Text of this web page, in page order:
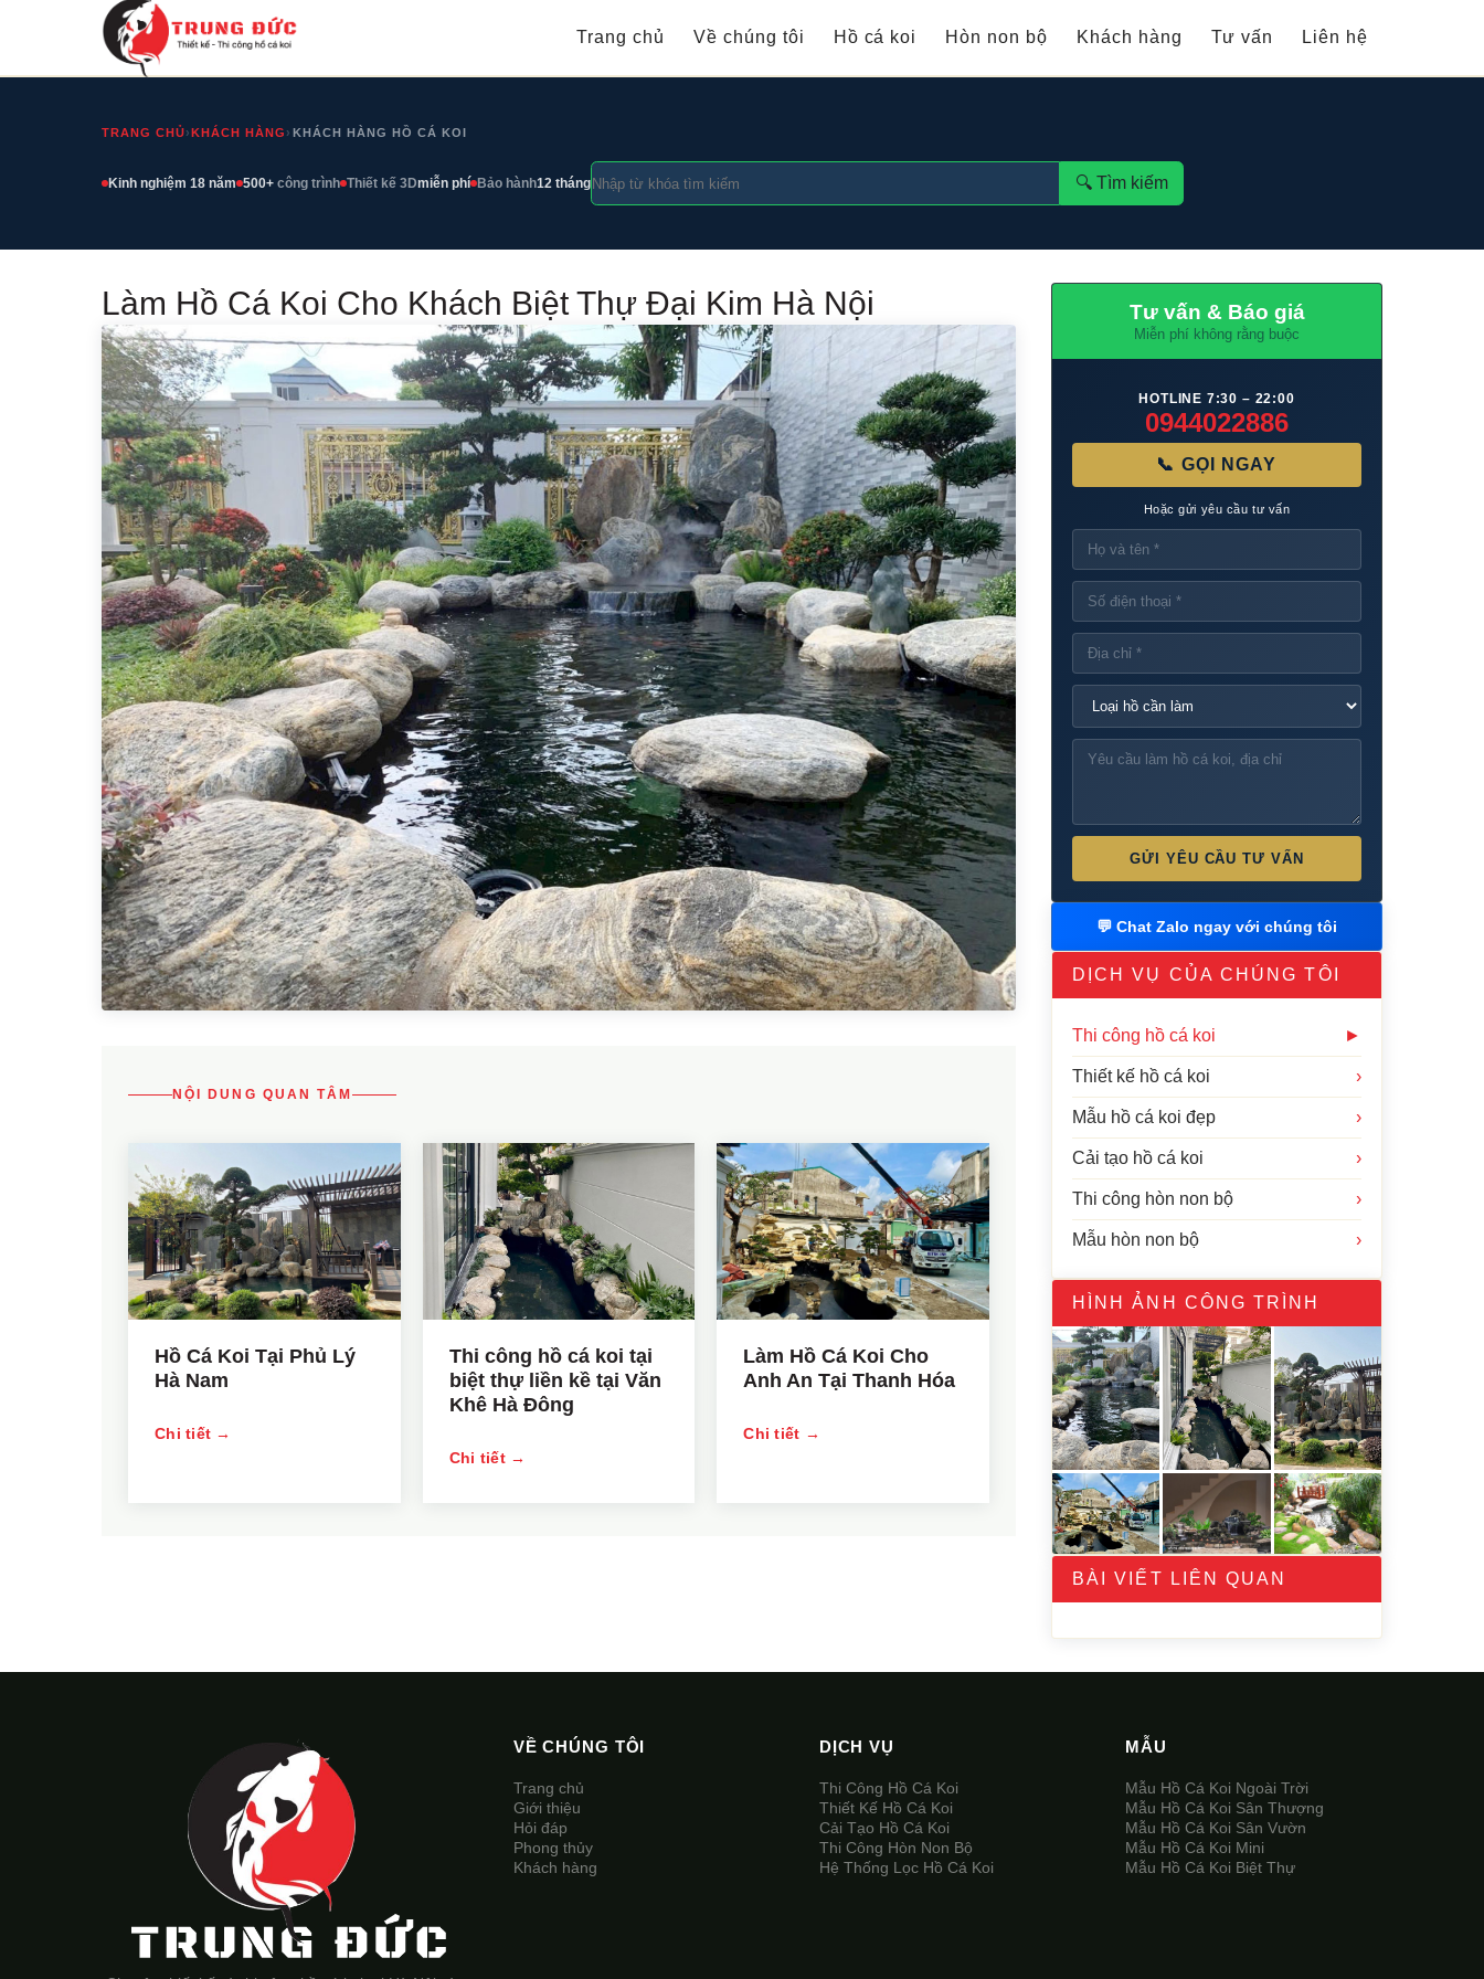
Trang chủ Về chúng tôi Hồ cá koi Hòn non bộ Khách hàng Tư vấn Liên hệ
TRANG CHỦ›KHÁCH HÀNG › KHÁCH HÀNG HỒ CÁ KOI
Kinh nghiệm 18 năm 500+ công trình Thiết kế 3Dmiễn phí Bảo hành12 tháng 🔍︎ Tìm kiếm
Làm Hồ Cá Koi Cho Khách Biệt Thự Đại Kim Hà Nội
NỘI DUNG QUAN TÂM
Hồ Cá Koi Tại Phủ Lý
Hà Nam
Chi tiết →
Thi công hồ cá koi tại
biệt thự liền kề tại Văn
Khê Hà Đông
Chi tiết →
Làm Hồ Cá Koi Cho
Anh An Tại Thanh Hóa
Chi tiết →
Tư vấn & Báo giá
Miễn phí không rằng buộc
HOTLINE 7:30 – 22:00
0944022886
📞 GỌI NGAY
Hoặc gửi yêu cầu tư vấn
GỬI YÊU CẦU TƯ VẤN
💬 Chat Zalo ngay với chúng tôi
DỊCH VỤ CỦA CHÚNG TÔI
Thi công hồ cá koi ►
Thiết kế hồ cá koi ›
Mẫu hồ cá koi đẹp ›
Cải tạo hồ cá koi ›
Thi công hòn non bộ ›
Mẫu hòn non bộ ›
HÌNH ẢNH CÔNG TRÌNH
BÀI VIẾT LIÊN QUAN
VỀ CHÚNG TÔI
Trang chủ
Giới thiệu
Hỏi đáp
Phong thủy
Khách hàng
DỊCH VỤ
Thi Công Hồ Cá Koi
Thiết Kế Hồ Cá Koi
Cải Tạo Hồ Cá Koi
Thi Công Hòn Non Bộ
Hệ Thống Lọc Hồ Cá Koi
MẪU
Mẫu Hồ Cá Koi Ngoài Trời
Mẫu Hồ Cá Koi Sân Thượng
Mẫu Hồ Cá Koi Sân Vườn
Mẫu Hồ Cá Koi Mini
Mẫu Hồ Cá Koi Biệt Thự